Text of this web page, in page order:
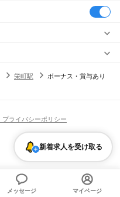
千代市我孫子市鴨川市鎌ケ谷市
印西市白井市富里市南房総市
印旛郡 香取郡山武郡 長生郡夷隅郡
津田沼駅幕張本郷駅幕張駅
横芝駅飯倉駅 干潟駅
バー（BAR）・バーテンダー
・マネージャー）
ルートセールス
店・携帯販売（携帯ショップ）
型・髪色自由
留学生・外国人活躍中
・3日からOK
週4日以上OK
栄町駅
ボーナス・賞与あり
新着求人を受け取る
プライバシーポリシー
メッセージ マイページ